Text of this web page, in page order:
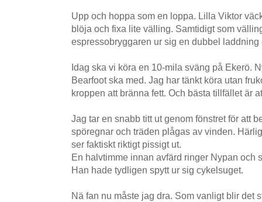
Upp och hoppa som en loppa. Lilla Viktor
blöja och fixa lite välling. Samtidigt som
espressobryggaren ur sig en dubbel laddning
Idag ska vi köra en 10-mila sväng på Ekerö.
Bearfoot ska med. Jag har tänkt köra utan
kroppen att bränna fett. Och bästa tillfället är
Jag tar en snabb titt ut genom fönstret för att
spöregnar och träden plågas av vinden.
ser faktiskt riktigt pissigt ut.
En halvtimme innan avfärd ringer Nypan och
Han hade tydligen spytt ur sig cykelsuget.
Nä fan nu måste jag dra. Som vanligt blir det